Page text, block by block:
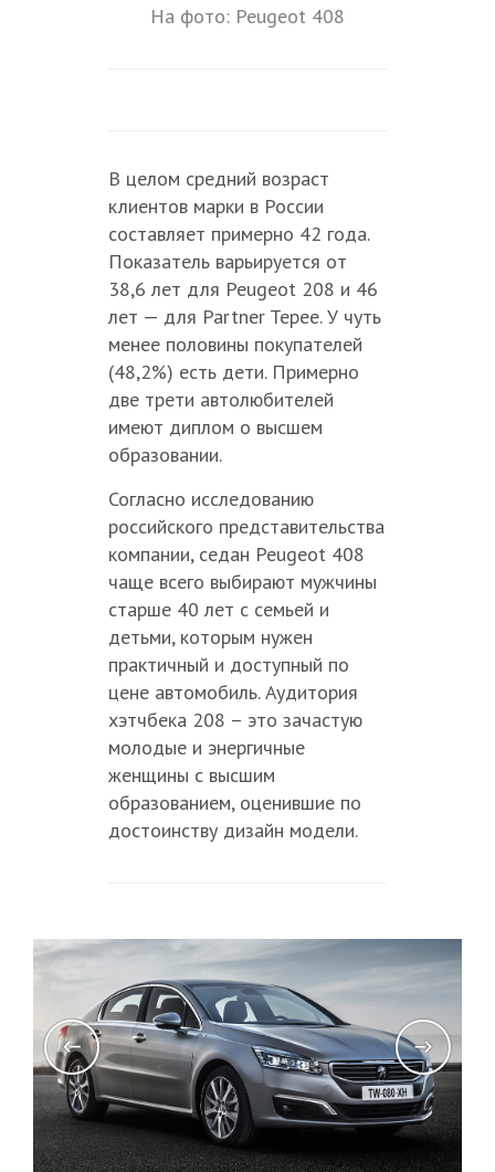
На фото: Peugeot 408
В целом средний возраст
клиентов марки в России
составляет примерно 42 года.
Показатель варьируется от
38,6 лет для Peugeot 208 и 46
лет — для Partner Tepee. У чуть
менее половины покупателей
(48,2%) есть дети. Примерно
две трети автолюбителей
имеют диплом о высшем
образовании.
Согласно исследованию
российского представительства
компании, седан Peugeot 408
чаще всего выбирают мужчины
старше 40 лет с семьей и
детьми, которым нужен
практичный и доступный по
цене автомобиль. Аудитория
хэтчбека 208 – это зачастую
молодые и энергичные
женщины с высшим
образованием, оценившие по
достоинству дизайн модели.